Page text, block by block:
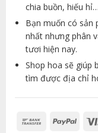
chia buồn, hiếu
Bạn muốn có sản
nhất nhưng phân
tươi hiện nay.
Shop hoa sẽ giúp
tìm được địa chỉ